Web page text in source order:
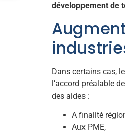
développement de
Dans certains cas,
l’accord préalable
des aides :
A finalité
Aux PME,